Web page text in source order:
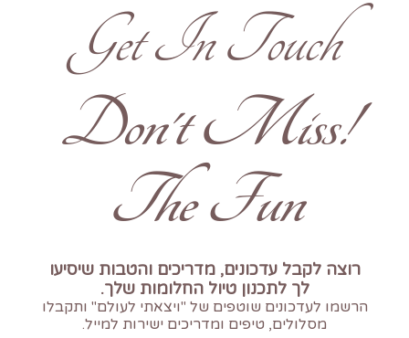
Get In Touch
!Don't Miss
The Fun